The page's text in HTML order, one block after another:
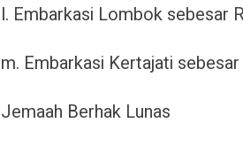
l. Embarkasi Lombok sebesar
m. Embarkasi Kertajati
Jemaah Berhak Lunas